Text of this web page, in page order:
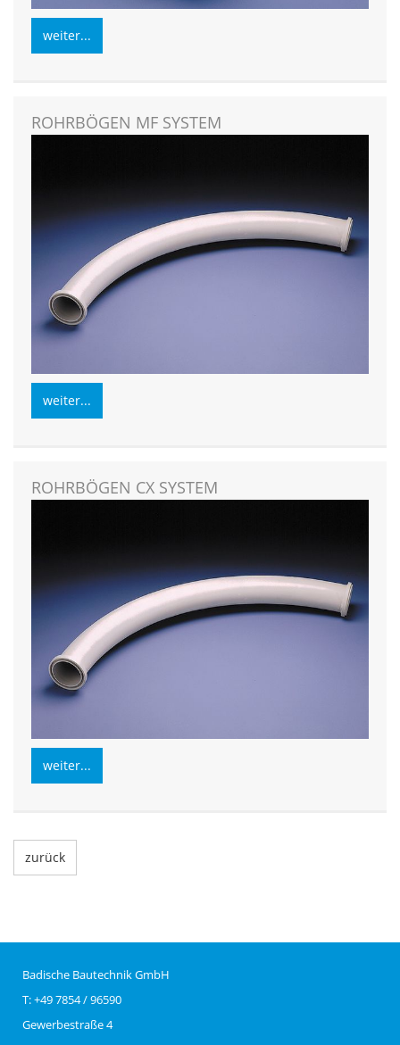
weiter...
ROHRBÖGEN MF SYSTEM
weiter...
ROHRBÖGEN CX SYSTEM
weiter...
zurück
Badische Bautechnik GmbH
T: +49 7854 / 96590
Gewerbestraße 4